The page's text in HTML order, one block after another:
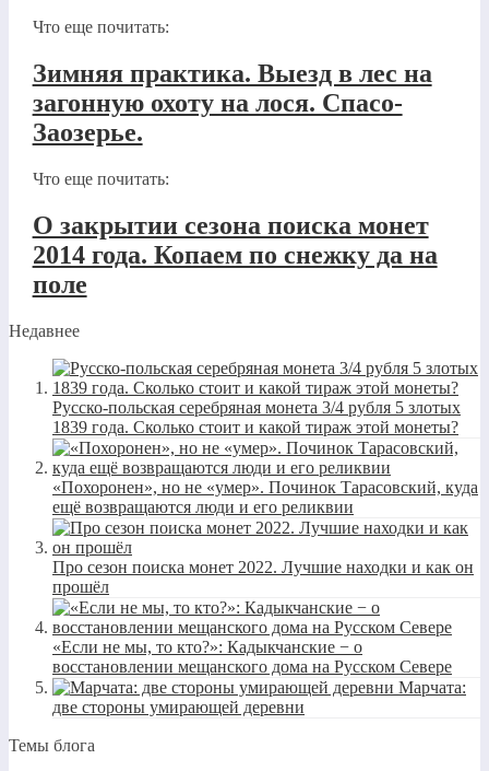
Что еще почитать:
Зимняя практика. Выезд в лес на
загонную охоту на лося. Спасо-
Заозерье.
Что еще почитать:
О закрытии сезона поиска монет
2014 года. Копаем по снежку да на
поле
Недавнее
Русско-польская серебряная монета 3/4 рубля 5 злотых
1839 года. Сколько стоит и какой тираж этой монеты?
«Похоронен», но не «умер». Починок Тарасовский, куда
ещё возвращаются люди и его реликвии
Про сезон поиска монет 2022. Лучшие находки и как он
прошёл
«Если не мы, то кто?»: Кадыкчанские − о
восстановлении мещанского дома на Русском Севере
Марчата:
две стороны умирающей деревни
Темы блога